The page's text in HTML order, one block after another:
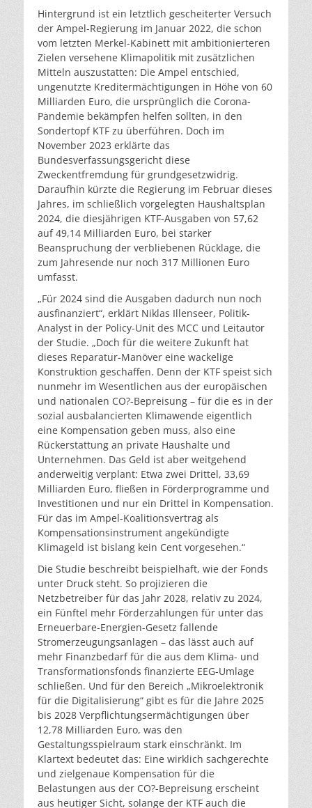
Hintergrund ist ein letztlich gescheiterter Versuch
der Ampel-Regierung im Januar 2022, die schon
vom letzten Merkel-Kabinett mit ambitionierteren
Zielen versehene Klimapolitik mit zusätzlichen
Mitteln auszustatten: Die Ampel entschied,
ungenutzte Kreditermächtigungen in Höhe von 60
Milliarden Euro, die ursprünglich die Corona-
Pandemie bekämpfen helfen sollten, in den
Sondertopf KTF zu überführen. Doch im
November 2023 erklärte das
Bundesverfassungsgericht diese
Zweckentfremdung für grundgesetzwidrig.
Daraufhin kürzte die Regierung im Februar dieses
Jahres, im schließlich vorgelegten Haushaltsplan
2024, die diesjährigen KTF-Ausgaben von 57,62
auf 49,14 Milliarden Euro, bei starker
Beanspruchung der verbliebenen Rücklage, die
zum Jahresende nur noch 317 Millionen Euro
umfasst.
„Für 2024 sind die Ausgaben dadurch nun noch
ausfinanziert“, erklärt Niklas Illenseer, Politik-
Analyst in der Policy-Unit des MCC und Leitautor
der Studie. „Doch für die weitere Zukunft hat
dieses Reparatur-Manöver eine wackelige
Konstruktion geschaffen. Denn der KTF speist sich
nunmehr im Wesentlichen aus der europäischen
und nationalen CO?-Bepreisung – für die es in der
sozial ausbalancierten Klimawende eigentlich
eine Kompensation geben muss, also eine
Rückerstattung an private Haushalte und
Unternehmen. Das Geld ist aber weitgehend
anderweitig verplant: Etwa zwei Drittel, 33,69
Milliarden Euro, fließen in Förderprogramme und
Investitionen und nur ein Drittel in Kompensation.
Für das im Ampel-Koalitionsvertrag als
Kompensationsinstrument angekündigte
Klimageld ist bislang kein Cent vorgesehen.“
Die Studie beschreibt beispielhaft, wie der Fonds
unter Druck steht. So projizieren die
Netzbetreiber für das Jahr 2028, relativ zu 2024,
ein Fünftel mehr Förderzahlungen für unter das
Erneuerbare-Energien-Gesetz fallende
Stromerzeugungsanlagen – das lässt auch auf
mehr Finanzbedarf für die aus dem Klima- und
Transformationsfonds finanzierte EEG-Umlage
schließen. Und für den Bereich „Mikroelektronik
für die Digitalisierung“ gibt es für die Jahre 2025
bis 2028 Verpflichtungsermächtigungen über
12,78 Milliarden Euro, was den
Gestaltungsspielraum stark einschränkt. Im
Klartext bedeutet das: Eine wirklich sachgerechte
und zielgenaue Kompensation für die
Belastungen aus der CO?-Bepreisung erscheint
aus heutiger Sicht, solange der KTF auch die